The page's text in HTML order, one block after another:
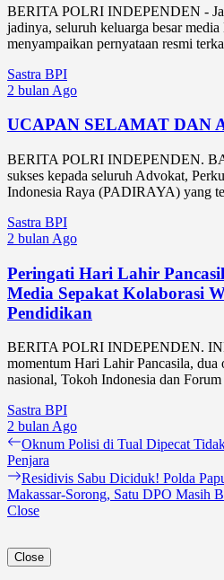
BERITA POLRI INDEPENDEN -
jadinya, seluruh keluarga besar
menyampaikan pernyataan resmi
Sastra BPI
2 bulan Ago
UCAPAN SELAMAT DAN
BERITA POLRI INDEPENDEN.
sukses kepada seluruh Advokat,
Indonesia Raya (PADIRAYA) yang
Sastra BPI
2 bulan Ago
Peringati Hari Lahir
Media Sepakat Kolaborasi
Pendidikan
BERITA POLRI INDEPENDEN.
momentum Hari Lahir Pancasila, dua
nasional, Tokoh Indonesia dan
Sastra BPI
2 bulan Ago
Navigasi
pos
Previous
post:
Oknum Polisi di Tual Dipecat
Penjara
Next
post:
Residivis Sabu Diciduk! Polda
Makassar-Sorong, Satu DPO Masih
Close
Close